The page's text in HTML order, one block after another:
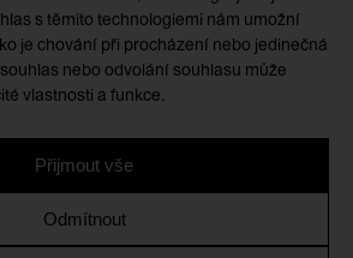
s těmito technologiemi nám umožní
je chování při procházení nebo jedinečná
nebo odvolání souhlasu může
vlastnosti a funkce.
Přijmout vše
Odmítnout
organizací zřizovanou
Zásady cookies